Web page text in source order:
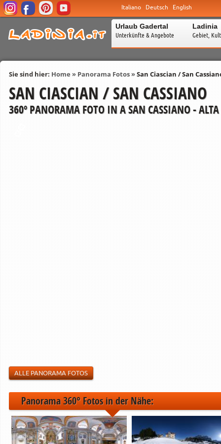
Italiano Deutsch English
Urlaub Gadertal
Unterkünfte & Angebote
Ladinia
Gebiet,
Sie sind hier: Home » Panorama Fotos»San Ciascian / San
SAN CIASCIAN / SAN CASSIANO
360º PANORAMA FOTO IN A SAN CASSIANO -
ALLE PANORAMA FOTOS
Panorama 360° Fotos in der Nähe: